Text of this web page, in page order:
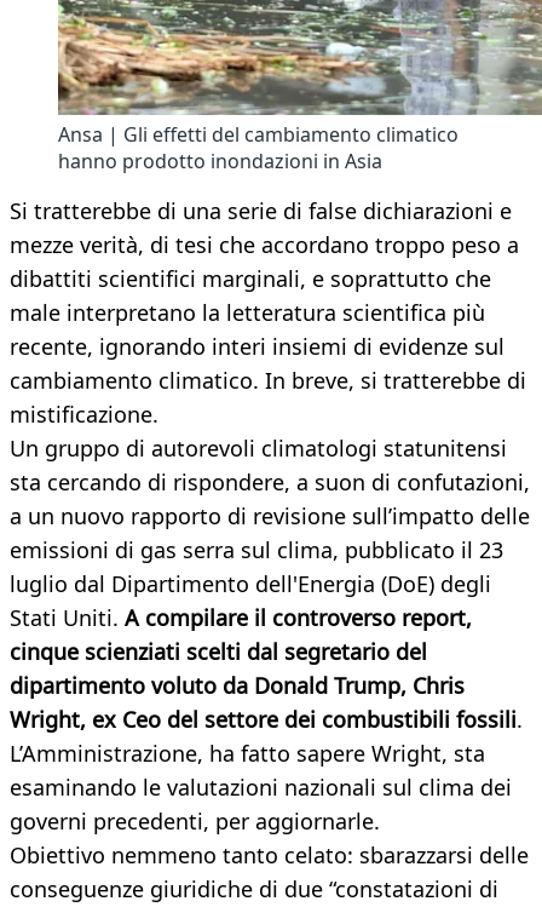
Ansa | Gli effetti del cambiamento climatico
hanno prodotto inondazioni in Asia
Si tratterebbe di una serie di false dichiarazioni e
mezze verità, di tesi che accordano troppo peso a
dibattiti scientifici marginali, e soprattutto che
male interpretano la letteratura scientifica più
recente, ignorando interi insiemi di evidenze sul
cambiamento climatico. In breve, si tratterebbe di
mistificazione.
Un gruppo di autorevoli climatologi statunitensi
sta cercando di rispondere, a suon di confutazioni,
a un nuovo rapporto di revisione sull’impatto delle
emissioni di gas serra sul clima, pubblicato il 23
luglio dal Dipartimento dell'Energia (DoE) degli
Stati Uniti. A compilare il controverso report,
cinque scienziati scelti dal segretario del
dipartimento voluto da Donald Trump, Chris
Wright, ex Ceo del settore dei combustibili fossili.
L’Amministrazione, ha fatto sapere Wright, sta
esaminando le valutazioni nazionali sul clima dei
governi precedenti, per aggiornarle.
Obiettivo nemmeno tanto celato: sbarazzarsi delle
conseguenze giuridiche di due “constatazioni di